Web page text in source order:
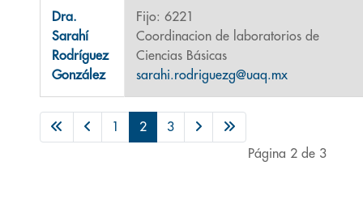
Dra.
Sarahí
Rodríguez
González
Fijo: 6221
Coordinacion de laboratorios de
Ciencias Básicas
sarahi.rodriguezg@uaq.mx
Página 2 de 3
1 2 3